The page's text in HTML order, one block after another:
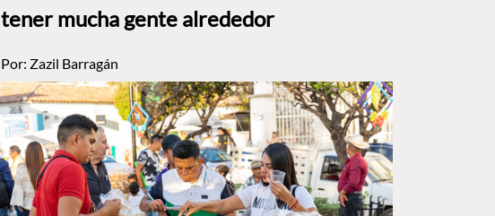
tener mucha gente alrededor
Por: Zazil Barragán